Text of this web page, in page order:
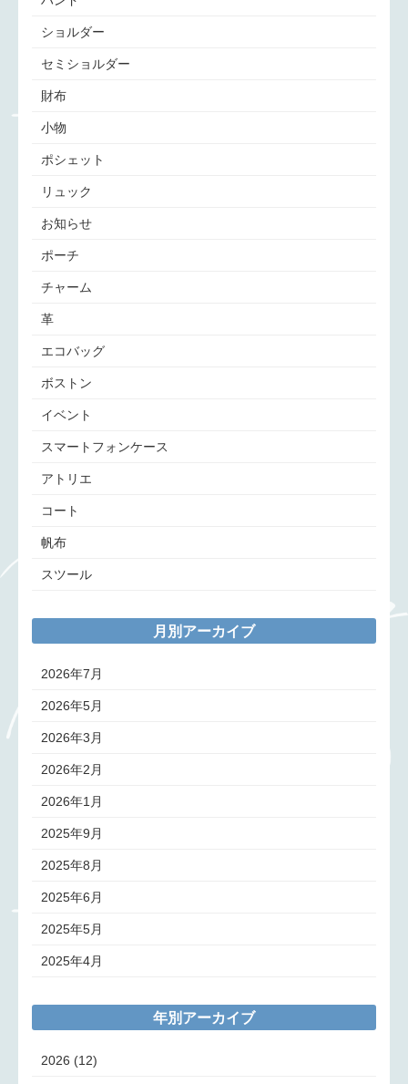
ショルダー
セミショルダー
財布
小物
ポシェット
リュック
お知らせ
ポーチ
チャーム
革
エコバッグ
ボストン
イベント
スマートフォンケース
アトリエ
コート
帆布
スツール
月別アーカイブ
2026年7月
2026年5月
2026年3月
2026年2月
2026年1月
2025年9月
2025年8月
2025年6月
2025年5月
2025年4月
年別アーカイブ
2026 (12)